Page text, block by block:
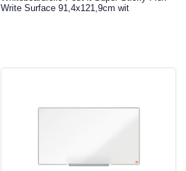
Write Surface 91,4x121,9cm wit